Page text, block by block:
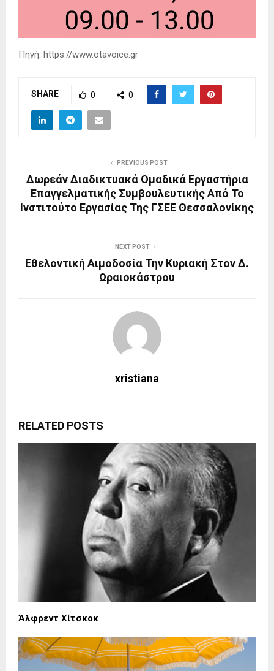
Πηγή: https://www.otavoice.gr
SHARE 0 0
PREVIOUS POST
Δωρεάν Διαδικτυακά Ομαδικά Εργαστήρια
Επαγγελματικής Συμβουλευτικής Από Το
Ινστιτούτο Εργασίας Της ΓΣΕΕ Θεσσαλονίκης
NEXT POST
Εθελοντική Αιμοδοσία Την Κυριακή Στον Δ.
Ωραιοκάστρου
xristiana
RELATED POSTS
Άλφρεντ Χίτσκοκ